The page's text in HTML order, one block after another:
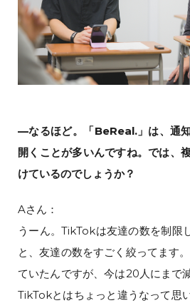
—なるほど。「BeReal.」は、通
開くことが多いんですね。では、
けているのでしょうか？
Aさん：
うーん。TikTokは友達の数を制限
と、友達の数をすごく絞ってます
ていたんですが、今は20人にまで
TikTokとはちょっと違うなって思